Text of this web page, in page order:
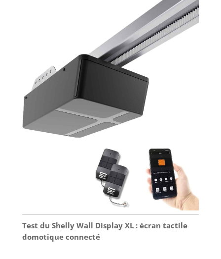
Test du Shelly Wall Display XL : écran tactile
domotique connecté